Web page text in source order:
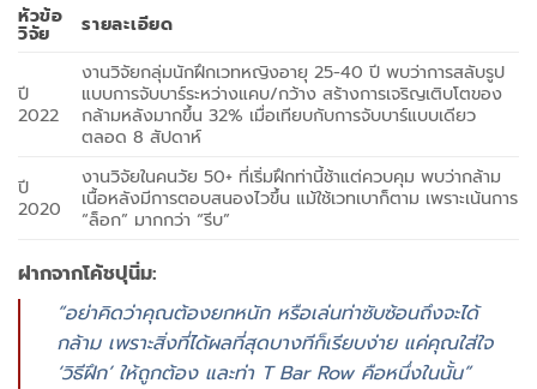
หัวข้อ
วิจัย รายละเอียด
ปี
2022
งานวิจัยกลุ่มนักฝึกเวทหญิงอายุ 25-40 ปี พบว่าการสลับรูป
แบบการจับบาร์ระหว่างแคบ/กว้าง สร้างการเจริญเติบโตของ
กล้ามหลังมากขึ้น 32% เมื่อเทียบกับการจับบาร์แบบเดียว
ตลอด 8 สัปดาห์
ปี
2020
งานวิจัยในคนวัย 50+ ที่เริ่มฝึกท่านี้ช้าแต่ควบคุม พบว่ากล้าม
เนื้อหลังมีการตอบสนองไวขึ้น แม้ใช้เวทเบาก็ตาม เพราะเน้นการ
“ล็อก” มากกว่า “รีบ”
ฝากจากโค้ชปุนิ่ม:
“อย่าคิดว่าคุณต้องยกหนัก หรือเล่นท่าซับซ้อนถึงจะได้
กล้าม เพราะสิ่งที่ได้ผลที่สุดบางทีก็เรียบง่าย แค่คุณใส่ใจ
‘วิธีฝึก’ ให้ถูกต้อง และท่า T Bar Row คือหนึ่งในนั้น”